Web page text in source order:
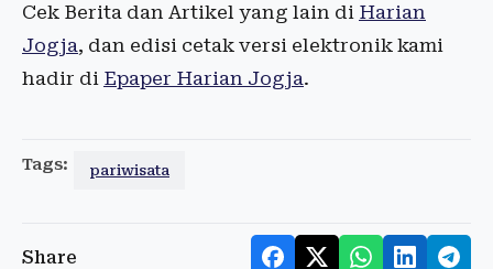
Cek Berita dan Artikel yang lain di Harian
Jogja, dan edisi cetak versi elektronik kami
hadir di Epaper Harian Jogja.
Tags: pariwisata
Share